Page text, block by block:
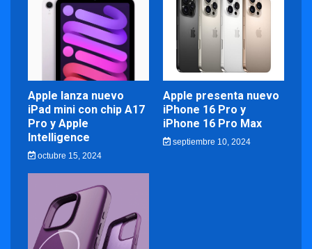
Apple lanza nuevo
iPad mini con chip A17
Pro y Apple
Intelligence
octubre 15, 2024
Apple presenta nuevo
iPhone 16 Pro y
iPhone 16 Pro Max
septiembre 10, 2024